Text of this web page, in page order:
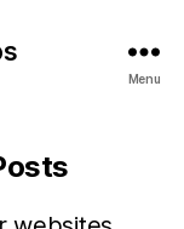
Menu